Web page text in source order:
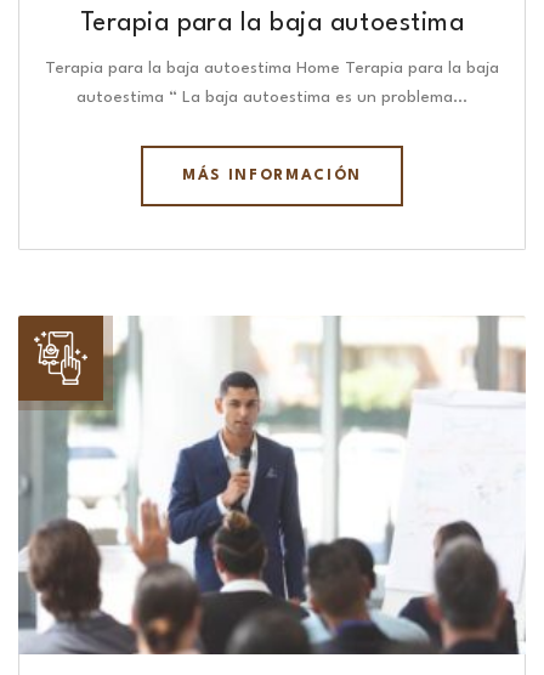
Terapia para la baja autoestima
Terapia para la baja autoestima Home Terapia para la baja
autoestima “ La baja autoestima es un problema…
MÁS INFORMACIÓN